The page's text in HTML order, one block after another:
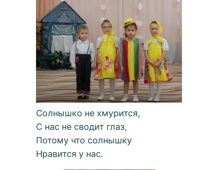
Солнышко не хмурится,
С нас не сводит глаз,
Потому что солнышку
Нравится у нас.